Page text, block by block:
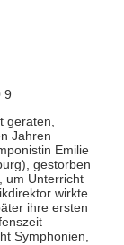
9
geraten,
Jahren
Emilie
gestorben
um Unterricht
wirkte.
ihre ersten
Symphonien,